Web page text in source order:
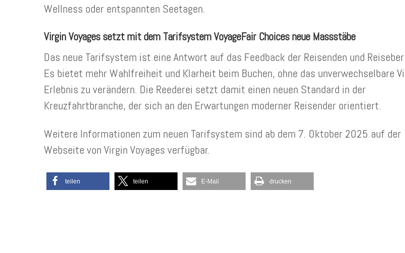
Wellness oder entspannten Seetagen.
Virgin Voyages setzt mit dem Tarifsystem VoyageFair Choices neue Massstäbe
Das neue Tarifsystem ist eine Antwort auf das Feedback der Reisenden und
Es bietet mehr Wahlfreiheit und Klarheit beim Buchen, ohne das unverwechselbare
Erlebnis zu verändern. Die Reederei setzt damit einen neuen Standard in der
Kreuzfahrtbranche, der sich an den Erwartungen moderner Reisender orientiert.
Weitere Informationen zum neuen Tarifsystem sind ab dem 7. Oktober 2025 auf der
Webseite von Virgin Voyages verfügbar.
teilen teilen E-Mail drucken